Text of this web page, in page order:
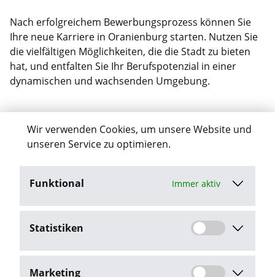
Wir verwenden Cookies, um unsere Website und
unseren Service zu optimieren.
Funktional Immer aktiv
Statistiken
Marketing
Nach erfolgreichem Bewerbungsprozess können Sie
Ihre neue Karriere in Oranienburg starten. Nutzen Sie
die vielfältigen Möglichkeiten, die die Stadt zu bieten
hat, und entfalten Sie Ihr Berufspotenzial in einer
dynamischen und wachsenden Umgebung.
Verpassen Sie nicht Ihre Chance auf
Ihren Traumjob in Oranienburg
Entdecken Sie die vielfältigen Karrieremöglichkeiten in
regionalen Jobbörse. Nutzen Siearbeiten-in-
oranienburg.de
, um Ihren Traumjob in Ihrer
Heimatstadt zu finden. Verpassen Sie nicht diese
Chance und starten Sie noch heute Ihre erfolgreiche
Karriere in Oranienburg!